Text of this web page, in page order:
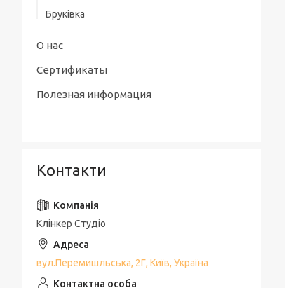
Бруківка
О нас
Сертификаты
Полезная информация
Контакти
Клінкер Студіо
вул.Перемишльська, 2Г, Київ, Україна